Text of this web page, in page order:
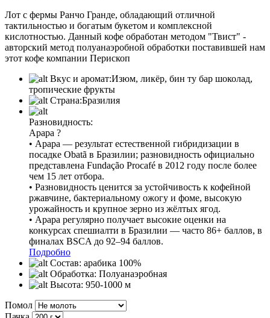
Лот с фермы Ранчо Гранде, обладающий отличной
тактильностью и богатым букетом и комплексной
кислотностью. Данный кофе обработан методом "Твист" -
авторский метод полуанаэробной обработки поставившей нам
этот кофе компании Перископ
Вкус и аромат:Изюм, ликёр, бин ту бар шоколад,
тропические фрукты
Страна:Бразилия
Разновидность:
Арара ?
• Арара — результат естественной гибридизации в
посадке Obatã в Бразилии; разновидность официально
представлена Fundação Procafé в 2012 году после более
чем 15 лет отбора.
• Разновидность ценится за устойчивость к кофейной
ржавчине, бактериальному ожогу и фоме, высокую
урожайность и крупное зерно из жёлтых ягод.
• Арара регулярно получает высокие оценки на
конкурсах спешиалти в Бразилии — часто 86+ баллов, в
финалах BSCA до 92–94 баллов.
Подробно
Состав: арабика 100%
Обработка: Полуанаэробная
Высота: 950-1000 м
Помол